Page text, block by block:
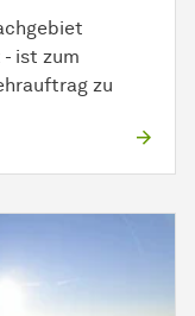
ist zum
zu